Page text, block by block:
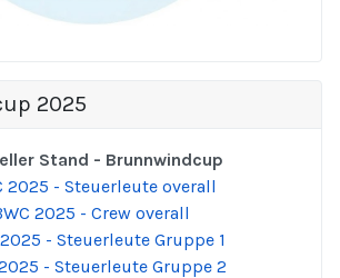
2025
Stand - Brunnwindcup
2025 - Steuerleute overall
2025 - Crew overall
- Steuerleute Gruppe 1
- Steuerleute Gruppe 2